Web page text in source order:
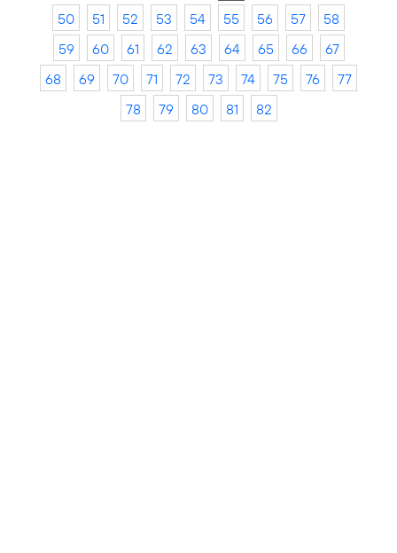
50
51 52 53 54 55 56 57
58
59
60 61 62 63 64 65 66
67
68
69 70 71 72 73 74 75 76
77
78
79 80 81 82